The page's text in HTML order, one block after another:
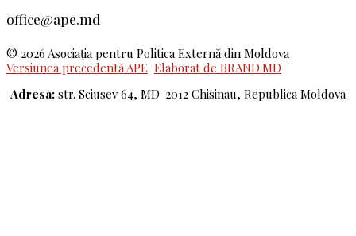
office@ape.md
© 2026 Asociaţia pentru Politica Externă din Moldova
Versiunea precedentă APE Elaborat de BRAND.MD
Adresa: str. Sciusev 64, MD-2012 Chisinau, Republica Moldova